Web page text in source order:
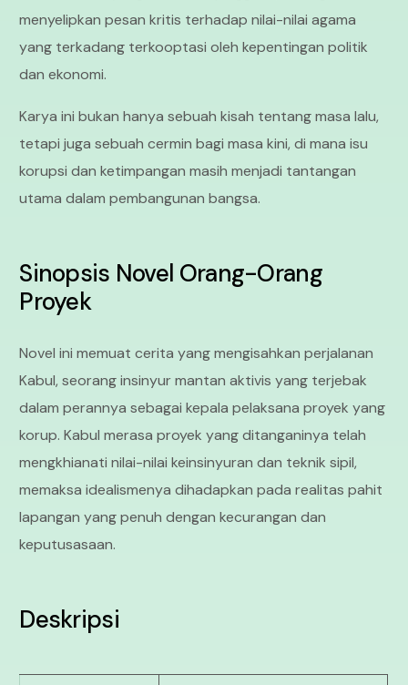
menyelipkan pesan kritis terhadap nilai-nilai agama
yang terkadang terkooptasi oleh kepentingan politik
dan ekonomi.
Karya ini bukan hanya sebuah kisah tentang masa lalu,
tetapi juga sebuah cermin bagi masa kini, di mana isu
korupsi dan ketimpangan masih menjadi tantangan
utama dalam pembangunan bangsa.
Sinopsis Novel Orang-Orang
Proyek
Novel ini memuat cerita yang mengisahkan perjalanan
Kabul, seorang insinyur mantan aktivis yang terjebak
dalam perannya sebagai kepala pelaksana proyek yang
korup. Kabul merasa proyek yang ditanganinya telah
mengkhianati nilai-nilai keinsinyuran dan teknik sipil,
memaksa idealismenya dihadapkan pada realitas pahit
lapangan yang penuh dengan kecurangan dan
keputusasaan.
Deskripsi